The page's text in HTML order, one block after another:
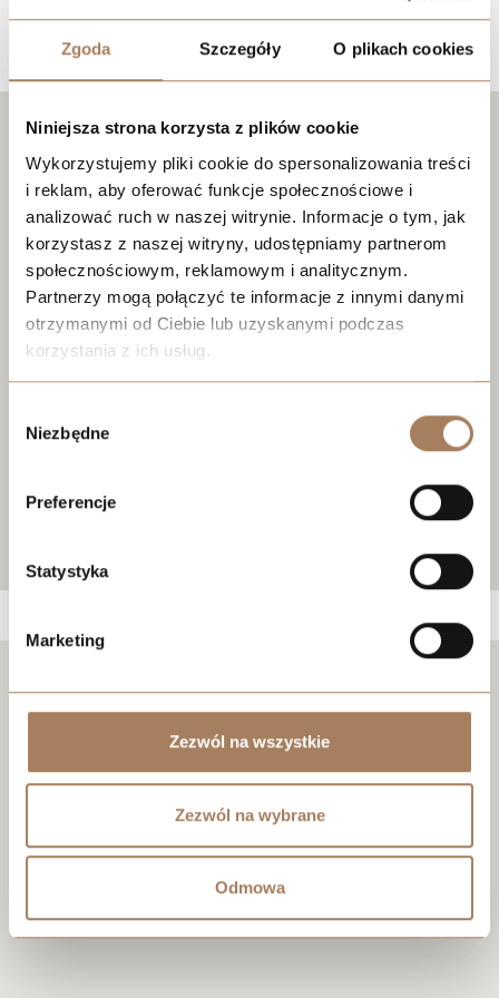
Zgoda Szczegóły O plikach cookies
Niniejsza strona korzysta z plików cookie
Wykorzystujemy pliki cookie do spersonalizowania treści
i reklam, aby oferować funkcje społecznościowe i
analizować ruch w naszej witrynie. Informacje o tym, jak
korzystasz z naszej witryny, udostępniamy partnerom
społecznościowym, reklamowym i analitycznym.
Partnerzy mogą połączyć te informacje z innymi danymi
otrzymanymi od Ciebie lub uzyskanymi podczas
korzystania z ich usług.
process your information.
zgody
Niezbędne
Preferencje
Statystyka
Marketing
Zezwól na wszystkie
Zezwól na wybrane
Odmowa
Lokalizacja
Negocjuj cenę